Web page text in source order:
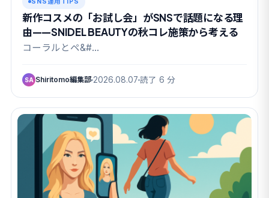
SNS運用TIPS
新作コスメの「お試し会」がSNSで話題になる理
由——SNIDEL BEAUTYの秋コレ施策から考える
コーラルとペ&#…
SA Shiritomo編集部 2026.08.07 読了 6 分